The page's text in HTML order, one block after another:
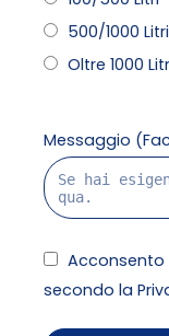
500/1000 Litri
Oltre 1000
Messaggio
secondo la